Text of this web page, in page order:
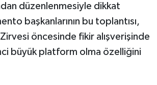
düzenlenmesiyle dikkat
başkanlarının bu toplantısı,
öncesinde fikir alışverişinde
büyük platform olma özelliğini